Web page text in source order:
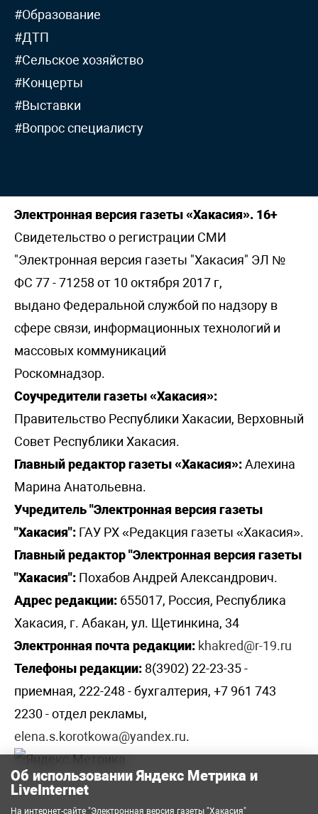
#Образование
#ДТП
#Сельское хозяйство
#Концерты
#Выставки
#Вопрос специалисту
Электронная версия газеты «Хакасия». 16+
Свидетельство о регистрации СМИ
"Электронная версия газеты "Хакасия" ЭЛ №
ФС 77 - 71258 от 10 октября 2017 г,
выдано Федеральной службой по надзору в
сфере связи, информационных технологий и
массовых коммуникаций
Роскомнадзор.
Соучредители газеты «Хакасия»:
Правительство Республики Хакасии, Верховный
Совет Республики Хакасия.
Главный редактор газеты «Хакасия»:Алехина
Марина Анатольевна.
Учредитель "Электронная версия газеты
"Хакасия": ГАУ РХ «Редакция газеты «Хакасия».
Главный редактор "Электронная версия газеты
"Хакасия": Похабов Андрей Александрович.
Адрес редакции: 655017, Россия, Республика
Хакасия, г. Абакан, ул. Щетинкина, 34
Электронная почта редакции: khakred@r-19.ru
Телефоны редакции: 8(3902) 22-23-35 -
приемная, 222-248 - бухгалтерия, +7 961 743
2230 - отдел рекламы,
elena.s.korotkowa@yandex.ru.
Об использовании Яндекс Метрика и
LiveInternet
На интернет-сайте "Электронная версия газеты "Хакасия"